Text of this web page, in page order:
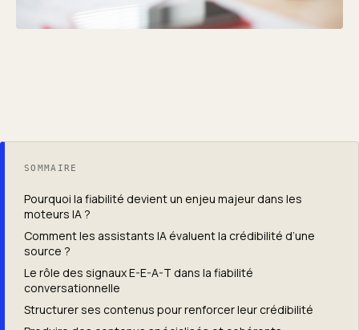
SOMMAIRE
Pourquoi la fiabilité devient un enjeu majeur dans les
moteurs IA ?
Comment les assistants IA évaluent la crédibilité d’une
source ?
Le rôle des signaux E-E-A-T dans la fiabilité
conversationnelle
Structurer ses contenus pour renforcer leur crédibilité